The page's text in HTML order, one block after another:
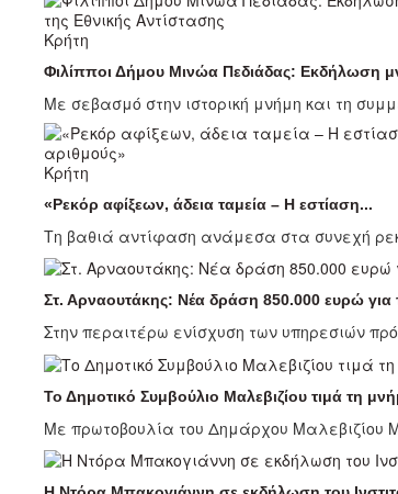
Κρήτη
Φιλίπποι Δήμου Μινώα Πεδιάδας: Εκδήλωση
Με σεβασμό στην ιστορική μνήμη και τη
Κρήτη
«Ρεκόρ αφίξεων, άδεια ταμεία – Η εστίαση...
Τη βαθιά αντίφαση ανάμεσα στα συνεχή
Στ. Αρναουτάκης: Νέα δράση 850.000 ευρώ για
Στην περαιτέρω ενίσχυση των υπηρεσιών
Το Δημοτικό Συμβούλιο Μαλεβιζίου τιμά τη
Με πρωτοβουλία του Δημάρχου Μαλεβιζίου